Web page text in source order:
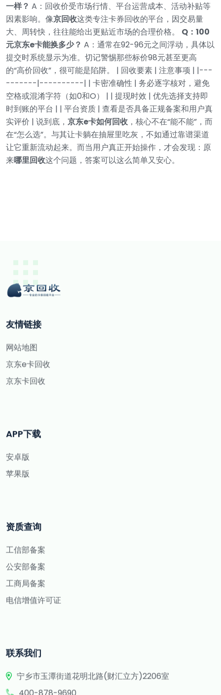
一样？ A：回收价受市场行情、平台运营成本、活动补贴等
因素影响。像京回收这类专注卡券回收的平台，因交易量
大、周转快，往往能给出更贴近市场的合理价格。
Q：100
元京东e卡能换多少？ A：通常在92-96元之间浮动，具体以
提交时系统显示为准。切记警惕那些标价98元甚至更高
的“高价回收”，很可能是陷阱。
| 回收要素 | 注意事项 | |---
-------|----------| | 卡密准确性 | 务必逐字核对，避免
空格或混淆字符（如0和O） | | 提现时效 | 优先选择支持即
时到账的平台 | | 平台资质 | 查看是否具备正规备案和用户真
实评价 | 说到底， 京东e卡如何回收，核心不在“能不能”，而
在“怎么选”。与其让卡躺在抽屉里吃灰，不如通过靠谱渠道
让它重新流动起来。而当用户真正开始操作，才会发现：原
来哪里回收这个问题，答案可以这么简单又安心。
友情链接
网站地图
京东e卡回收
京东卡回收
APP下载
安卓版
苹果版
资质查询
工信部备案
公安部备案
工商局备案
电信增值许可证
联系我们
宁乡市玉潭街道花明北路(财汇立方)2206室